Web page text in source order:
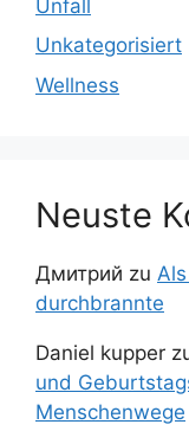
Unfall
Unkategorisiert
Wellness
Neuste
Дмитрий zu
durchbrannte
Daniel kupper
und
Menschenwege